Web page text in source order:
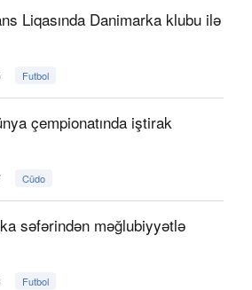
Liqasında Danimarka klubu ilə
Futbol
çempionatında iştirak
Cüdo
səfərindən məğlubiyyətlə
Futbol